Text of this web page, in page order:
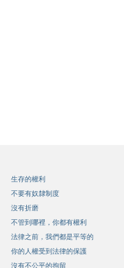
生存的權利
不要有奴隸制度
沒有折磨
不管到哪裡，你都有權利
法律之前，我們都是平等的
你的人權受到法律的保護
沒有不公平的拘留